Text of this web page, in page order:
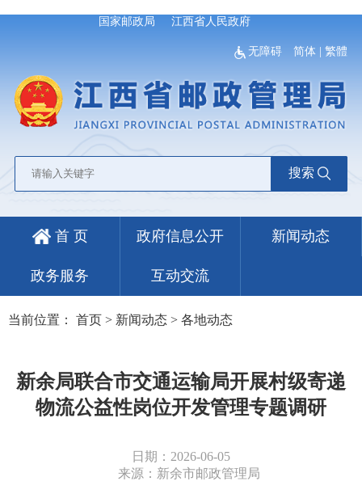
国家邮政局 江西省人民政府
无障碍 简体 |繁體
搜索
首 页 政府信息公开 新闻动态
政务服务 互动交流
当前位置： 首页 > 新闻动态 > 各地动态
新余局联合市交通运输局开展村级寄递
物流公益性岗位开发管理专题调研
日期：2026-06-05
来源：新余市邮政管理局